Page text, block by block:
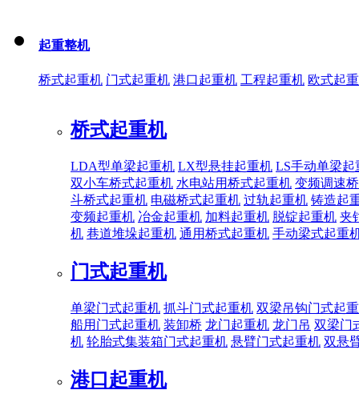
起重整机
桥式起重机 门式起重机 港口起重机 工程起重机 欧式起
桥式起重机
LDA型单梁起重机 LX型悬挂起重机 LS手动单梁起
双小车桥式起重机 水电站用桥式起重机 变频调速
斗桥式起重机 电磁桥式起重机 过轨起重机 铸造起
变频起重机 冶金起重机 加料起重机 脱锭起重机 夹
机 巷道堆垛起重机 通用桥式起重机 手动梁式起重
门式起重机
单梁门式起重机 抓斗门式起重机 双梁吊钩门式起
船用门式起重机 装卸桥 龙门起重机 龙门吊 双梁门
机 轮胎式集装箱门式起重机 悬臂门式起重机 双悬
港口起重机